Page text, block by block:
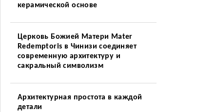
керамической основе
Церковь Божией Матери Mater
Redemptoris в Чинизи соединяет
современную архитектуру и
сакральный символизм
Архитектурная простота в каждой
детали